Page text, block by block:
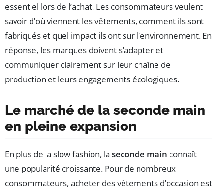
essentiel lors de l’achat. Les consommateurs veulent
savoir d’où viennent les vêtements, comment ils sont
fabriqués et quel impact ils ont sur l’environnement. En
réponse, les marques doivent s’adapter et
communiquer clairement sur leur chaîne de
production et leurs engagements écologiques.
Le marché de la seconde main
en pleine expansion
En plus de la slow fashion, la seconde main connaît
une popularité croissante. Pour de nombreux
consommateurs, acheter des vêtements d’occasion est